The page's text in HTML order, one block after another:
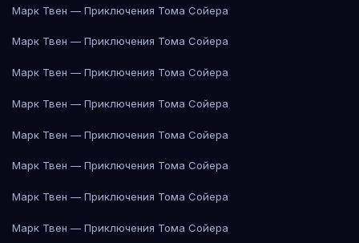
Марк Твен — Приключения Тома Сойера
Марк Твен — Приключения Тома Сойера
Марк Твен — Приключения Тома Сойера
Марк Твен — Приключения Тома Сойера
Марк Твен — Приключения Тома Сойера
Марк Твен — Приключения Тома Сойера
Марк Твен — Приключения Тома Сойера
Марк Твен — Приключения Тома Сойера